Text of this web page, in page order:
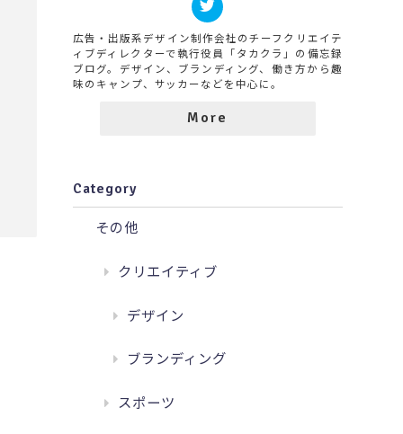
広告・出版系デザイン制作会社のチーフクリエイテ
ィブディレクターで執行役員「タカクラ」の備忘録
ブログ。デザイン、ブランディング、働き方から趣
味のキャンプ、サッカーなどを中心に。
More
Category
その他
クリエイティブ
デザイン
ブランディング
スポーツ